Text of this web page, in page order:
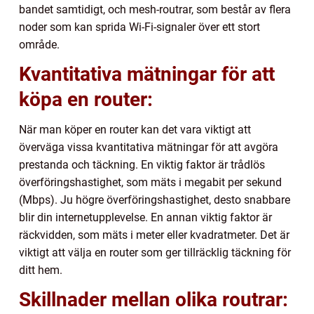
bandet samtidigt, och mesh-routrar, som består av flera
noder som kan sprida Wi-Fi-signaler över ett stort
område.
Kvantitativa mätningar för att
köpa en router:
När man köper en router kan det vara viktigt att
överväga vissa kvantitativa mätningar för att avgöra
prestanda och täckning. En viktig faktor är trådlös
överföringshastighet, som mäts i megabit per sekund
(Mbps). Ju högre överföringshastighet, desto snabbare
blir din internetupplevelse. En annan viktig faktor är
räckvidden, som mäts i meter eller kvadratmeter. Det är
viktigt att välja en router som ger tillräcklig täckning för
ditt hem.
Skillnader mellan olika routrar: